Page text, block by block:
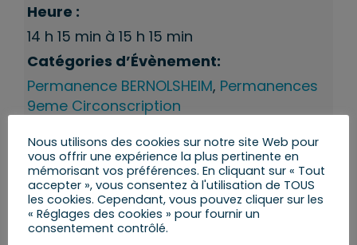
Heure :
14 h 15 min à 15 h 15 min
Catégories d’Évènement:
Permanence BERNOLSHEIM, Permanences
9eme Circonscription
Nous utilisons des cookies sur notre site Web pour
vous offrir une expérience la plus pertinente en
mémorisant vos préférences. En cliquant sur « Tout
accepter », vous consentez à l'utilisation de TOUS
les cookies. Cependant, vous pouvez cliquer sur les
« Réglages des cookies » pour fournir un
consentement contrôlé.